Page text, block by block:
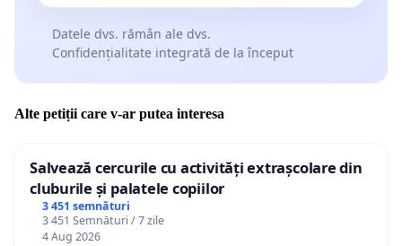
Datele dvs. rămân ale dvs.
Confidențialitate integrată de la început
Alte petiții care v-ar putea interesa
Salvează cercurile cu activități extrașcolare din
cluburile și palatele copiilor
3 451 semnături
3 451 Semnături / 7 zile
4 Aug 2026